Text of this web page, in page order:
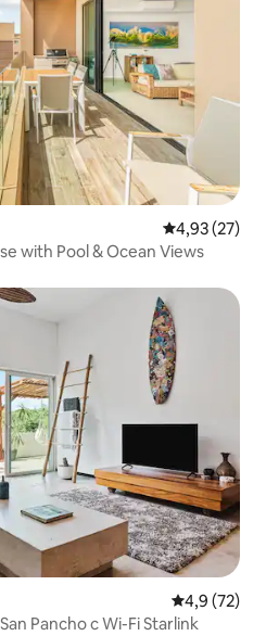
Средна
4,93 (27)
with Pool & Ocean Views
Средна
4,9 (72)
Pancho с Wi-Fi Starlink